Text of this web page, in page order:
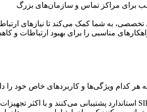
برای مراکز تماس و سازمان‌های بزرگ
به شما کمک می‌کند تا نیازهای ارتباطی
مناسبی را برای بهبود ارتباطات و
هر کدام ویژگی‌ها و کاربردهای خاص خود را